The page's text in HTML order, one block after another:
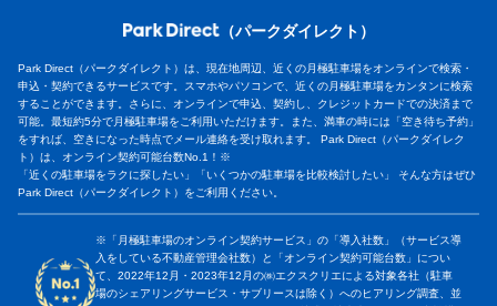
（パークダイレクト）
Park Direct（パークダイレクト）は、現在地周辺、近くの月極駐車場をオンラインで検索・
申込・契約できるサービスです。スマホやパソコンで、近くの月極駐車場をカンタンに検索
することができます。さらに、オンラインで申込、契約し、クレジットカードでの決済まで
可能。最短約5分で月極駐車場をご利用いただけます。また、満車の時には「空き待ち予約」
をすれば、空きになった時点でメール連絡を受け取れます。 Park Direct（パークダイレク
ト）は、オンライン契約可能台数No.1！※
「近くの駐車場をラクに探したい」「いくつかの駐車場を比較検討したい」 そんな方はぜひ
Park Direct（パークダイレクト）をご利用ください。
※「月極駐車場のオンライン契約サービス」の「導入社数」（サービス導
入をしている不動産管理会社数）と「オンライン契約可能台数」につい
て、2022年12月・2023年12月の㈱エクスクリエによる対象各社（駐車
場のシェアリングサービス・サブリースは除く）へのヒアリング調査、並